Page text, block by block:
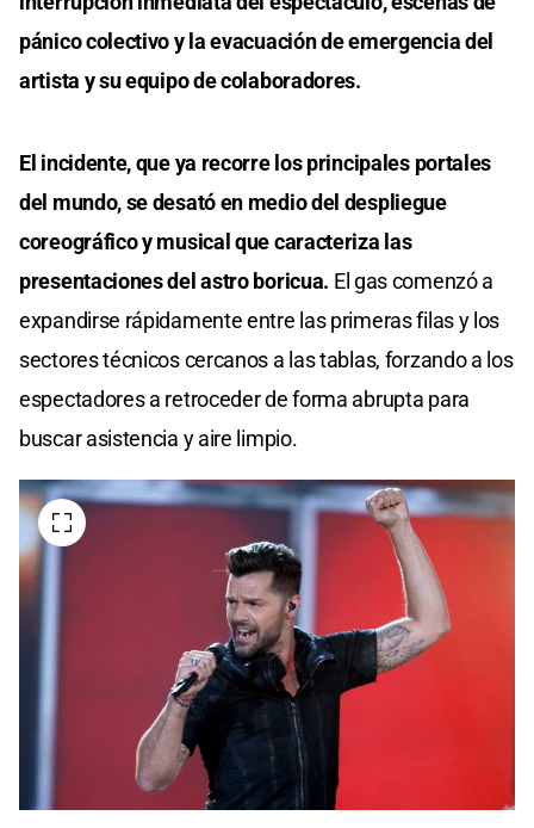
pánico colectivo y la evacuación de emergencia del
artista y su equipo de colaboradores.
El incidente, que ya recorre los principales portales
del mundo, se desató en medio del despliegue
coreográfico y musical que caracteriza las
presentaciones del astro boricua. El gas comenzó a
expandirse rápidamente entre las primeras filas y los
sectores técnicos cercanos a las tablas, forzando a los
espectadores a retroceder de forma abrupta para
buscar asistencia y aire limpio.